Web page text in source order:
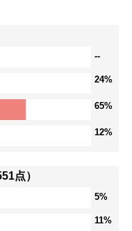
--
24%
65%
12%
点）
5%
11%